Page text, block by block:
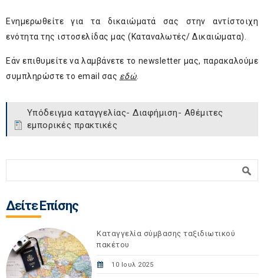
Ενημερωθείτε για τα δικαιώματά σας στην αντίστοιχη
ενότητα της ιστοσελίδας μας (Καταναλωτές/ Δικαιώματα).
Εάν επιθυμείτε να λαμβάνετε το newsletter μας, παρακαλούμε
συμπληρώστε το email σας εδώ.
Υπόδειγμα καταγγελίας- Διαφήμιση- Αθέμιτες
εμπορικές πρακτικές
Δείτε Επίσης
Καταγγελία σύμβασης ταξιδιωτικού
πακέτου
10 Ιουλ 2025